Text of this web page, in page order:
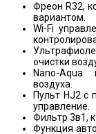
Фреон R32,
вариантом.
Wi-Fi
очистки
Nano-Aqua
воздуха.
Пульт HJ2 с
управление.
Фильтр 3в1,
Функция